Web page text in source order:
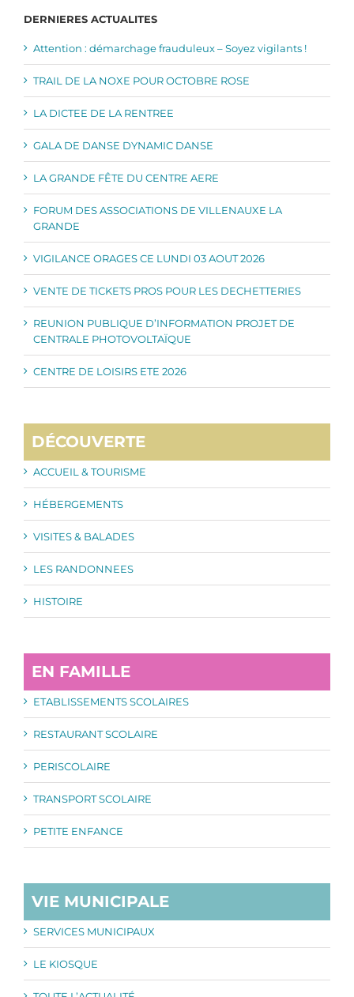
DERNIERES ACTUALITES
Attention : démarchage frauduleux – Soyez vigilants !
TRAIL DE LA NOXE POUR OCTOBRE ROSE
LA DICTEE DE LA RENTREE
GALA DE DANSE DYNAMIC DANSE
LA GRANDE FÊTE DU CENTRE AERE
FORUM DES ASSOCIATIONS DE VILLENAUXE LA
GRANDE
VIGILANCE ORAGES CE LUNDI 03 AOUT 2026
VENTE DE TICKETS PROS POUR LES DECHETTERIES
REUNION PUBLIQUE D’INFORMATION PROJET DE
CENTRALE PHOTOVOLTAÏQUE
CENTRE DE LOISIRS ETE 2026
DÉCOUVERTE
ACCUEIL & TOURISME
HÉBERGEMENTS
VISITES & BALADES
LES RANDONNEES
HISTOIRE
EN FAMILLE
ETABLISSEMENTS SCOLAIRES
RESTAURANT SCOLAIRE
PERISCOLAIRE
TRANSPORT SCOLAIRE
PETITE ENFANCE
VIE MUNICIPALE
SERVICES MUNICIPAUX
LE KIOSQUE